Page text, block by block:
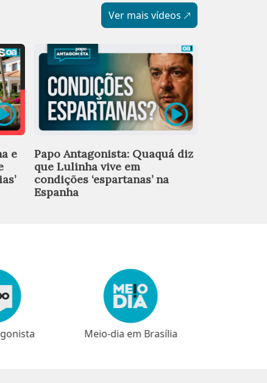
Ver mais vídeos
e
Papo Antagonista: Quaquá diz
que Lulinha vive em
condições ‘espartanas’ na
Espanha
Brasília ⁠⁠Narrativas